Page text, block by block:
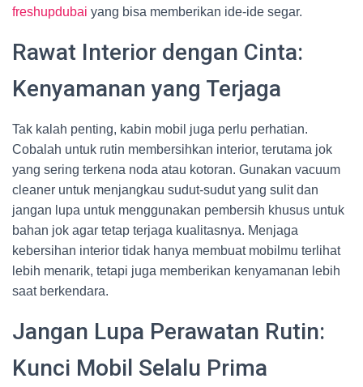
freshupdubai yang bisa memberikan ide-ide segar.
Rawat Interior dengan Cinta:
Kenyamanan yang Terjaga
Tak kalah penting, kabin mobil juga perlu perhatian.
Cobalah untuk rutin membersihkan interior, terutama jok
yang sering terkena noda atau kotoran. Gunakan vacuum
cleaner untuk menjangkau sudut-sudut yang sulit dan
jangan lupa untuk menggunakan pembersih khusus untuk
bahan jok agar tetap terjaga kualitasnya. Menjaga
kebersihan interior tidak hanya membuat mobilmu terlihat
lebih menarik, tetapi juga memberikan kenyamanan lebih
saat berkendara.
Jangan Lupa Perawatan Rutin:
Kunci Mobil Selalu Prima